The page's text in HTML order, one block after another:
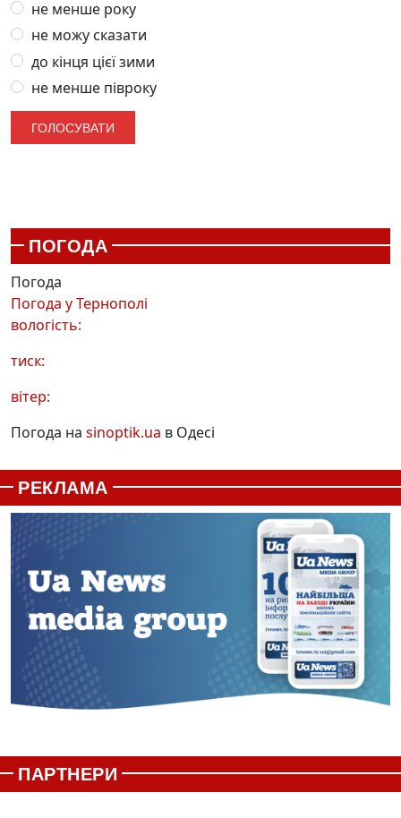
не менше року
не можу сказати
до кінця цієї зими
не менше півроку
ПОГОДА
Погода
Погода уТернополі
вологість:
тиск:
вітер:
Погода на sinoptik.ua в Одесі
РЕКЛАМА
ПАРТНЕРИ